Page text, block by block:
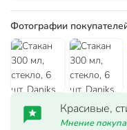
Фотографии
Красивые,
Мнение